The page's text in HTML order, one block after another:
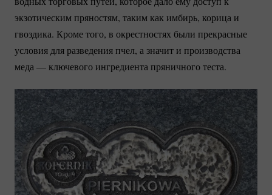
экзотическим пряностям, таким как имбирь, корица и
гвоздика. Кроме того, в окрестностях были прекрасные
условия для разведения пчел, а значит и производства
меда — ключевого ингредиента пряничного теста.